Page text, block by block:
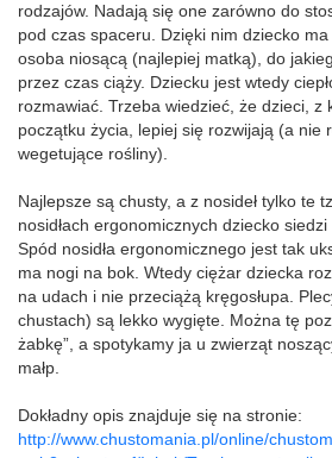
rodzajów. Nadają się one zarówno do
pod czas spaceru. Dzięki nim dziecko
osoba niosącą (najlepiej matką), do
przez czas ciąży. Dziecku jest wtedy
rozmawiać. Trzeba wiedzieć, że dzieci, z
początku życia, lepiej się rozwijają (a nie
wegetujące rośliny).
Najlepsze są chusty, a z nosideł tylko te
nosidłach ergonomicznych dziecko siedzi
Spód nosidła ergonomicznego jest tak
ma nogi na bok. Wtedy ciężar dziecka
na udach i nie przeciążą kręgosłupa.
chustach) są lekko wygięte. Można tę
żabkę”, a spotykamy ja u zwierząt
małp.
Dokładny opis znajduje się na stronie:
http://www.chustomania.pl/online/